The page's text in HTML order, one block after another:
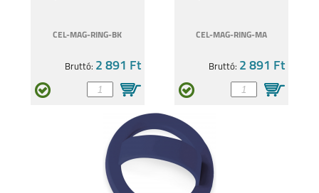
14 PRO PLUS 5G
XIAOMI REDMI NOTE
14 5G
CEL-MAG-RING-BK
Bruttó: 2 891 Ft
CEL-MAG-RING-MA
Bruttó: 2 891 Ft